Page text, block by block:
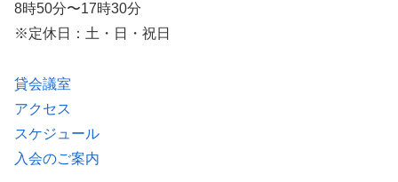
8時50分〜17時30分
※定休日：土・日・祝日
貸会議室
アクセス
スケジュール
入会のご案内